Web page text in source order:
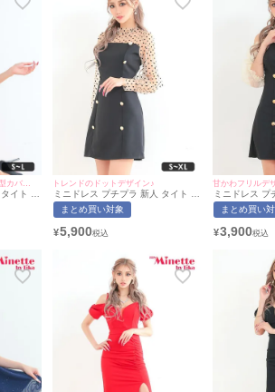
ビジューの煌めきが美しい体型カバードレス♡
イト ミ
サイズ
ト
トレンドのドットデザイン♪
ミニドレス プチプラ 新人 タイト 長
袖 ワンピース シアー シアー袖 ドッ
ト柄 低身長 胸元隠し 背中魅せ 同伴
用/S~XLサイズ対応) | myMinette/マ
まとめ買い対象
¥5,900
甘かわフリルデ
ミニドレス プ
あり ワンピー
シアー袖 低身
(あおぽん着用/
まとめ買い
¥3,900